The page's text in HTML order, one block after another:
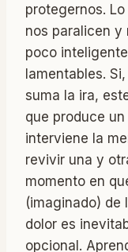
protegernos.
nos paralicen y
poco
lamentables.
suma la ira,
que produce
interviene la
revivir una y
momento en
(imaginado) de
dolor es
opcional.